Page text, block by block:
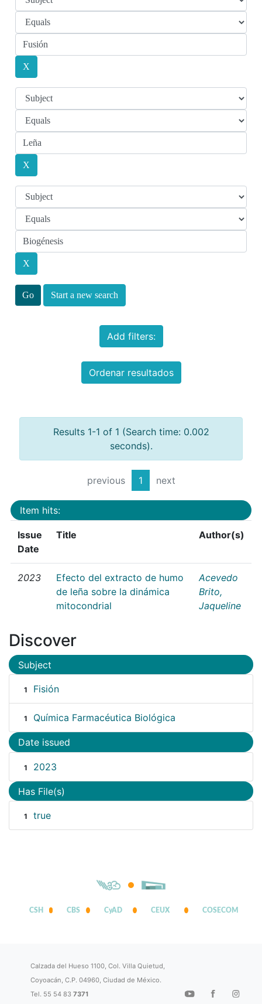
Start a new search
Add filters:
Ordenar resultados
Results 1-1 of 1 (Search time: 0.002
seconds).
previous 1 next
Item hits:
Issue
Date
Title Author(s)
2023
Efecto del extracto de humo
de leña sobre la dinámica
mitocondrial
Acevedo
Brito,
Jaqueline
Discover
Subject
1 Fisión
1 Química Farmacéutica Biológica
Date issued
1 2023
Has File(s)
1 true
CSH CBS CyAD CEUX COSECOM
Calzada del Hueso 1100, Col. Villa Quietud,
Coyoacán, C.P. 04960, Ciudad de México.
Tel. 55 54 837371